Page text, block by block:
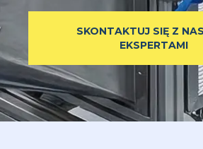
SKONTAKTUJ SIĘ Z
EKSPERTAMI